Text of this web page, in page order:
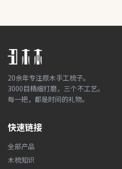
20余年专注原木手工梳子。
3000目精细打磨，三个不工艺。
每一把，都是时间的礼物。
快速链接
全部产品
木梳知识